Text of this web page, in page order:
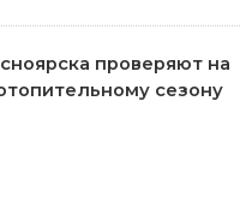
проверяют на
сезону